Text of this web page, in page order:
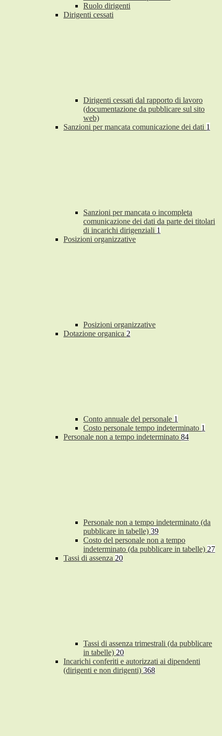
Ruolo dirigenti
Dirigenti cessati
Dirigenti cessati dal rapporto di lavoro
(documentazione da pubblicare sul sito
web)
Sanzioni per mancata comunicazione dei dati 1
Sanzioni per mancata o incompleta
comunicazione dei dati da parte dei titolari
di incarichi dirigenziali 1
Posizioni organizzative
Posizioni organizzative
Dotazione organica 2
Conto annuale del personale 1
Costo personale tempo indeterminato 1
Personale non a tempo indeterminato 84
Personale non a tempo indeterminato (da
pubblicare in tabelle) 39
Costo del personale non a tempo
indeterminato (da pubblicare in tabelle) 27
Tassi di assenza 20
Tassi di assenza trimestrali (da pubblicare
in tabelle) 20
Incarichi conferiti e autorizzati ai dipendenti
(dirigenti e non dirigenti) 368